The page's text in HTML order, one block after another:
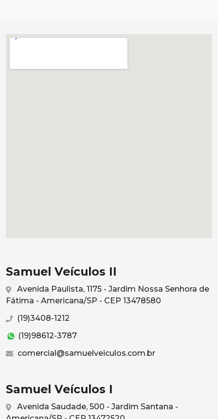
Samuel Veículos II
Avenida Paulista, 1175 - Jardim Nossa Senhora de
Fátima - Americana/SP - CEP 13478580
(19)3408-1212
(19)98612-3787
comercial@samuelveiculos.com.br
Samuel Veículos I
Avenida Saudade, 500 - Jardim Santana -